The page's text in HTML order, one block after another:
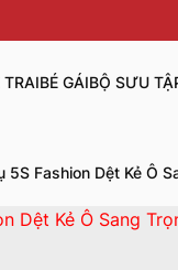
TRAIBÉ GÁIBỘ SƯU
5S Fashion Dệt Kẻ Ô